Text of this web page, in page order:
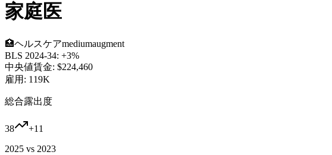
家庭医
🏥ヘルスケアmediumaugment
BLS 2024-34: +3%
中央値賃金: $224,460
雇用: 119K
総合露出度
38 +11
2025 vs 2023